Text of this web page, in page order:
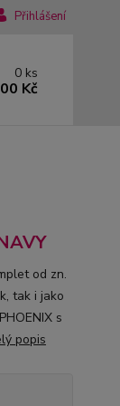
Přihlášení
0 ks
Kč
od zn.
tak i jako
s
popis